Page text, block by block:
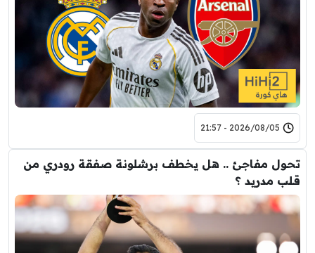
2026/08/05 - 21:57
تحول مفاجئ .. هل يخطف برشلونة صفقة رودري من
قلب مدريد ؟